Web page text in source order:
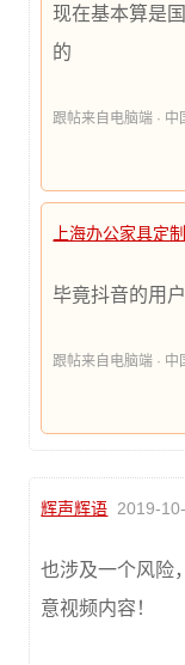
现在基本算是
的
跟帖来自电脑端 · 中
上海办公家具定
毕竟抖音的用
跟帖来自电脑端 · 中
辉声辉语 2019-
也涉及一个风险
意视频内容！